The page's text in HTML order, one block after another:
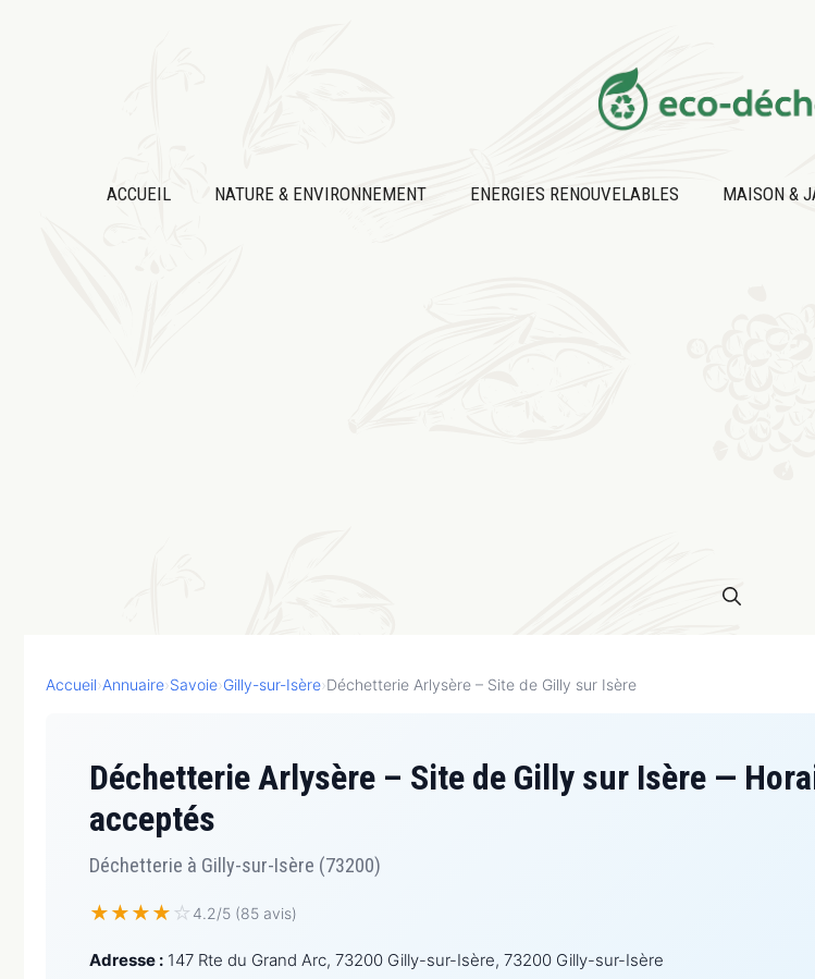
ACCUEIL NATURE & ENVIRONNEMENT ENERGIES RENOUVELABLES MAISON &
Accueil›Annuaire›Savoie›Gilly-sur-Isère›Déchetterie Arlysère – Site de Gilly sur Isère
Déchetterie Arlysère – Site de Gilly sur Isère —
acceptés
Déchetterie à Gilly-sur-Isère (73200)
★★★★ ☆ 4.2/5 (85 avis)
Adresse : 147 Rte du Grand Arc, 73200 Gilly-sur-Isère, 73200 Gilly-sur-Isère